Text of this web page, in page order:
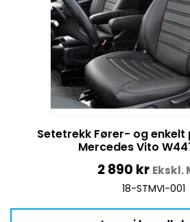
Setetrekk Fører- og enkelt
Mercedes Vito
2 890 kr Ekskl.
18-STMVI-001